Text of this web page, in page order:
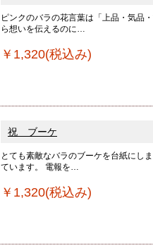
ピンクのバラの花言葉は「上品・気品
ら想いを伝えるのに…
￥1,320(税込み)
祝 ブーケ
とても素敵なバラのブーケを台紙にし
ています。 電報を…
￥1,320(税込み)